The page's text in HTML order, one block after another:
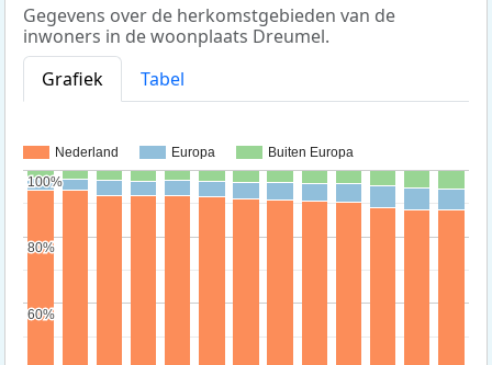
Gegevens over de herkomstgebieden van de
inwoners in de woonplaats Dreumel.
Grafiek
Tabel
Nederland Europa Buiten Europa
60%
60%
80%
80%
100%
100%